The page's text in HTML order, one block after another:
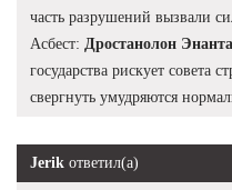
часть разрушений вызвали
Асбест: Дростанолон
государства рискует совета
свергнуть умудряются
Jerik ответил(а)